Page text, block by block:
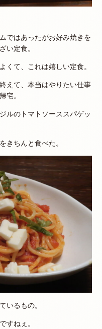
ではあったがお好み焼きを
い定食。
くて、これは嬉しい定食。
えて、本当はやりたい仕事
宅。
ルのトマトソーススパゲッ
きちんと食べた。
いるもの。
すねぇ。